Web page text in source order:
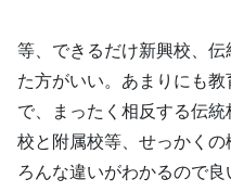
等、できるだけ新興校、
た方がいい。あまりにも
で、まったく相反する伝
校と附属校等、せっかく
ろんな違いがわかるので良